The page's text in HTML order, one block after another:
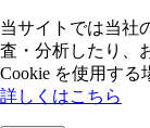
当サイトでは当社
査・分析したり、
Cookie を使⽤する
詳しくはこちら